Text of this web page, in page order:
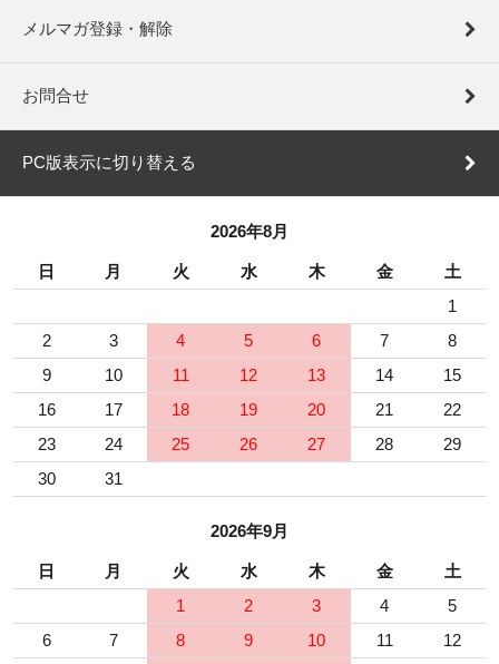
メルマガ登録・解除
お問合せ
PC版表示に切り替える
2026年8月
日 月 火 水 木 金
土
1
2
3 4 5 6 7
8
9
10 11 12 13 14
15
16
17 18 19 20 21
22
23
24 25 26 27 28
29
30
31
2026年9月
日 月 火 水 木 金
土
1
2 3 4
5
6
7 8 9 10 11
12